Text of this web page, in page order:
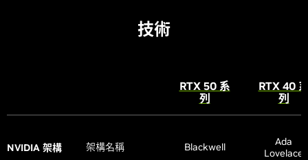
技術
RTX 50 系
列
RTX 40
列
NVIDIA 架構 架構名稱 Blackwell
Ada
Lovelace